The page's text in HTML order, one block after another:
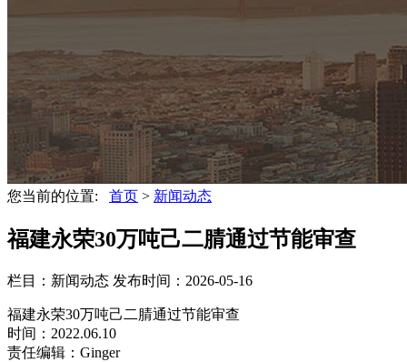
您当前的位置: 首页 > 新闻动态
福建永荣30万吨己二腈通过节能审查
栏目：新闻动态 发布时间：2026-05-16
福建永荣30万吨己二腈通过节能审查
时间：2022.06.10
责任编辑：Ginger